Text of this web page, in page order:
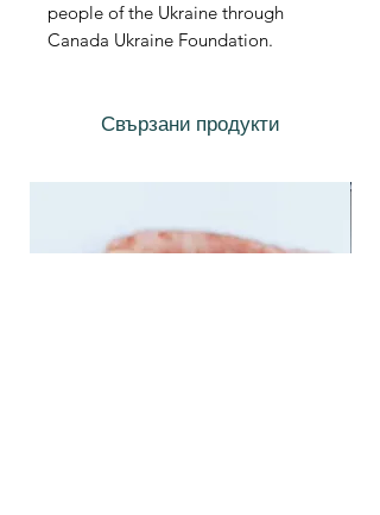
people of the Ukraine through
Canada Ukraine Foundation.
Свързани продукти